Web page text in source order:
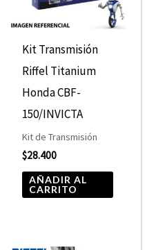
Kit Transmisión
Riffel Titanium
Honda CBF-
150/INVICTA
Kit de Transmisión
$28.400
AÑADIR AL
CARRITO